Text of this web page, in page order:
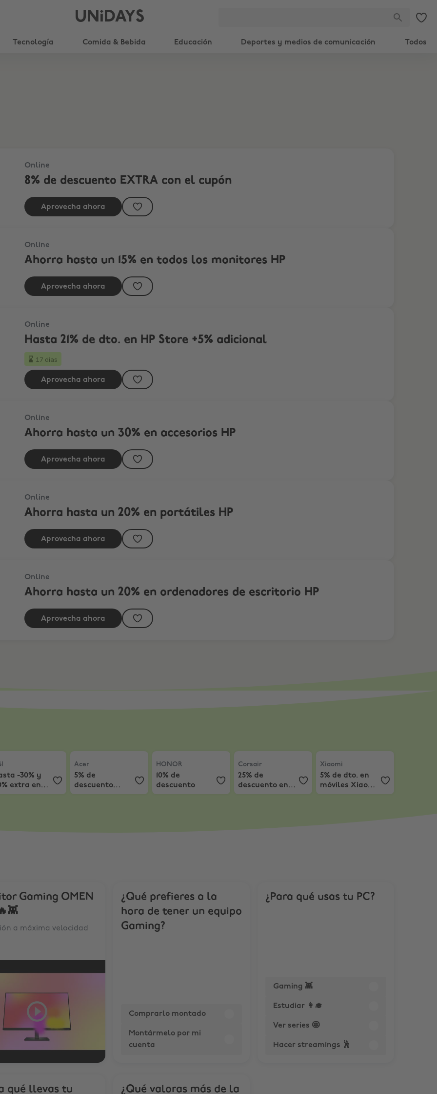
UNiDAYS
Tecnología Comida & Bebida Educación Deportes y medios de comunicación Todos
Online
8% de descuento EXTRA con el cupón
Aprovecha ahora
Online
Ahorra hasta un 15% en todos los monitores HP
Aprovecha ahora
Online
Hasta 21% de dto.​ en HP Store +5% adicional
17 días
Aprovecha ahora
Online
Ahorra hasta un 30% en accesorios HP
Aprovecha ahora
Online
Ahorra hasta un 20% en portátiles HP
Aprovecha ahora
Online
Ahorra hasta un 20% en ordenadores de escritorio HP
Aprovecha ahora
-30% y
extra en
Acer
5% de
descuento
extra en
HONOR
10% de
descuento
Corsair
25% de
descuento en
artículos de
Xiaomi
5% de dto. en
móviles Xiaomi
Series
Gaming OMEN
a máxima velocidad
¿Qué prefieres a la
hora de tener un equipo
Gaming?
Comprarlo montado
Montármelo por mi
cuenta
¿Para qué usas tu PC?
Gaming 👾
Estudiar 👩‍🎓
Ver series 🤩
Hacer streamings 🕺
qué llevas tu ¿Qué valoras más de la